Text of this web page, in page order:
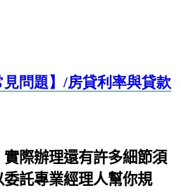
見問題】/房貸利率與貸款
際辦理還有許多細節須
託專業經理人幫你規